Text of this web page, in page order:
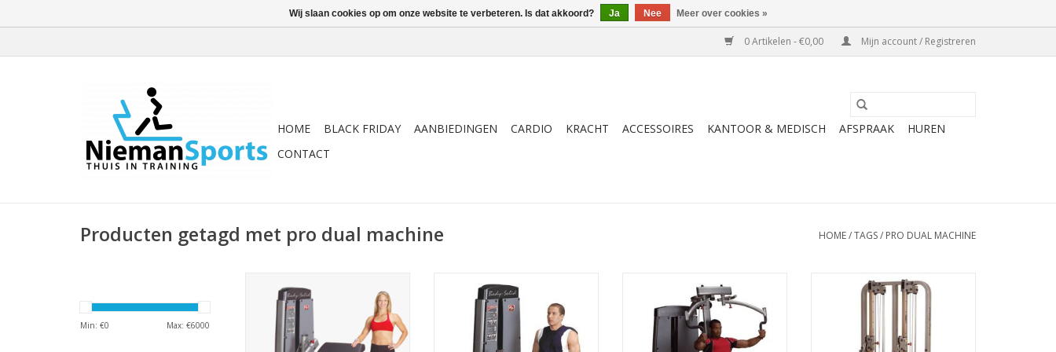
0 Artikelen - €0,00 Mijn account / Registreren
HOME BLACK FRIDAY AANBIEDINGEN CARDIO KRACHT ACCESSOIRES KANTOOR & MEDISCH AFSPRAAK
HUREN
CONTACT
Producten getagd met pro dual machine HOME/TAGS/ PRO DUAL MACHINE
Min: €0 Max: €6000
Pro Dual geschikt voor biceps en
triceps oefeningen. Met 95 kg aan
Extension and Curl Machine
DLEC-SF laat toe om de voorzijde
en achterzijde van de
beenspieren optimaal te trainen.
Pro Dual Pec/Delt Machine.Body-
Solid's Pro Dual Pec/Delt
Machine's dubbele overhead
cams met variable weerstand,
De Dual Cable Column is een
mijlpaal qua design en
mechaniek die je een full-body
workout zal bezorgen! Op een
oppervlakte van slechts 1m x
Wij slaan cookies op om onze website te verbeteren. Is dat akkoord? Ja Nee Meer over cookies »